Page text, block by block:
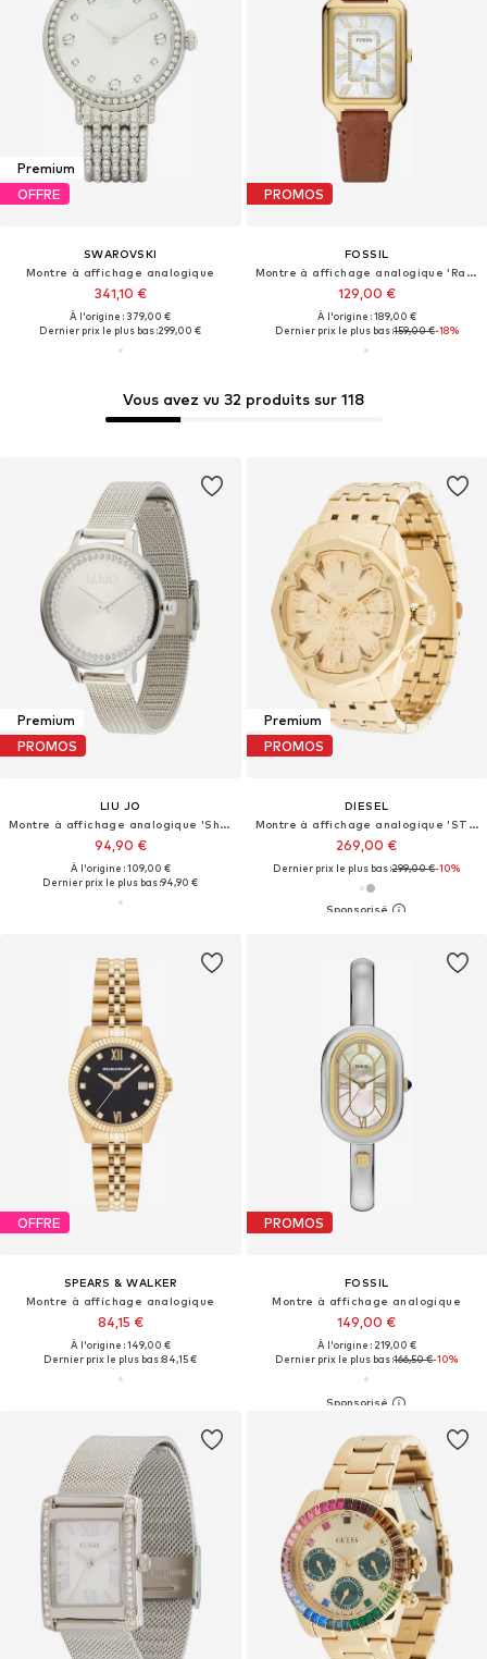
Premium
OFFRE
SWAROVSKI
Montre à affichage analogique
341,10 €
À l'origine : 379,00 €
Dernier prix le plus bas :299,00 €
PROMOS
FOSSIL
Montre à affichage analogique 'Raquel'
129,00 €
À l'origine : 189,00 €
Dernier prix le plus bas :159,00 €-18%
Vous avez vu 32 produits sur 118
Premium
PROMOS
LIU JO
Montre à affichage analogique 'Shine'
94,90 €
À l'origine : 109,00 €
Dernier prix le plus bas :94,90 €
Premium
PROMOS
DIESEL
Montre à affichage analogique 'STINGER'
269,00 €
Dernier prix le plus bas :299,00 €-10%
OFFRE
SPEARS & WALKER
Montre à affichage analogique
84,15 €
À l'origine : 149,00 €
Dernier prix le plus bas :84,15 €
PROMOS
FOSSIL
Montre à affichage analogique
149,00 €
À l'origine : 219,00 €
Dernier prix le plus bas :166,50 €-10%